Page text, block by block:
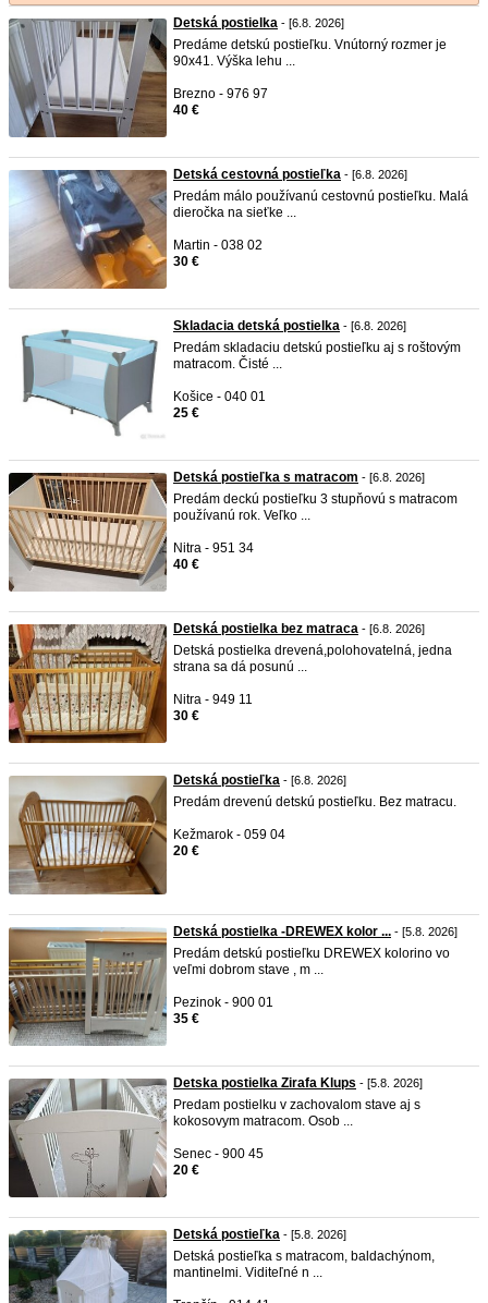
Detská postielka - [6.8. 2026]
Predáme detskú postieľku. Vnútorný rozmer je
90x41. Výška lehu ...
Brezno - 976 97
40 €
Detská cestovná postieľka - [6.8. 2026]
Predám málo používanú cestovnú postieľku. Malá
dieročka na sieťke ...
Martin - 038 02
30 €
Skladacia detská postielka - [6.8. 2026]
Predám skladaciu detskú postieľku aj s roštovým
matracom. Čisté ...
Košice - 040 01
25 €
Detská postieľka s matracom - [6.8. 2026]
Predám deckú postieľku 3 stupňovú s matracom
používanú rok. Veľko ...
Nitra - 951 34
40 €
Detská postielka bez matraca - [6.8. 2026]
Detská postielka drevená,polohovatelná, jedna
strana sa dá posunú ...
Nitra - 949 11
30 €
Detská postieľka - [6.8. 2026]
Predám drevenú detskú postieľku. Bez matracu.
Kežmarok - 059 04
20 €
Detská postielka -DREWEX kolor ... - [5.8. 2026]
Predám detskú postieľku DREWEX kolorino vo
veľmi dobrom stave , m ...
Pezinok - 900 01
35 €
Detska postielka Zirafa Klups - [5.8. 2026]
Predam postielku v zachovalom stave aj s
kokosovym matracom. Osob ...
Senec - 900 45
20 €
Detská postieľka - [5.8. 2026]
Detská postieľka s matracom, baldachýnom,
mantinelmi. Viditeľné n ...